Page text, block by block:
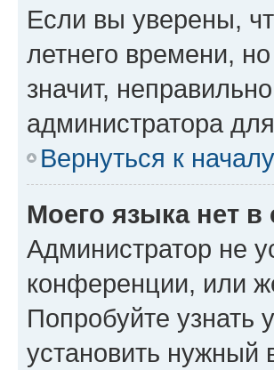
Если вы уверены,
летнего времени,
значит,
администратора
Вернуться к началу
Моего языка нет в
Администратор не
конференции, или
Попробуйте узнать
установить нужный